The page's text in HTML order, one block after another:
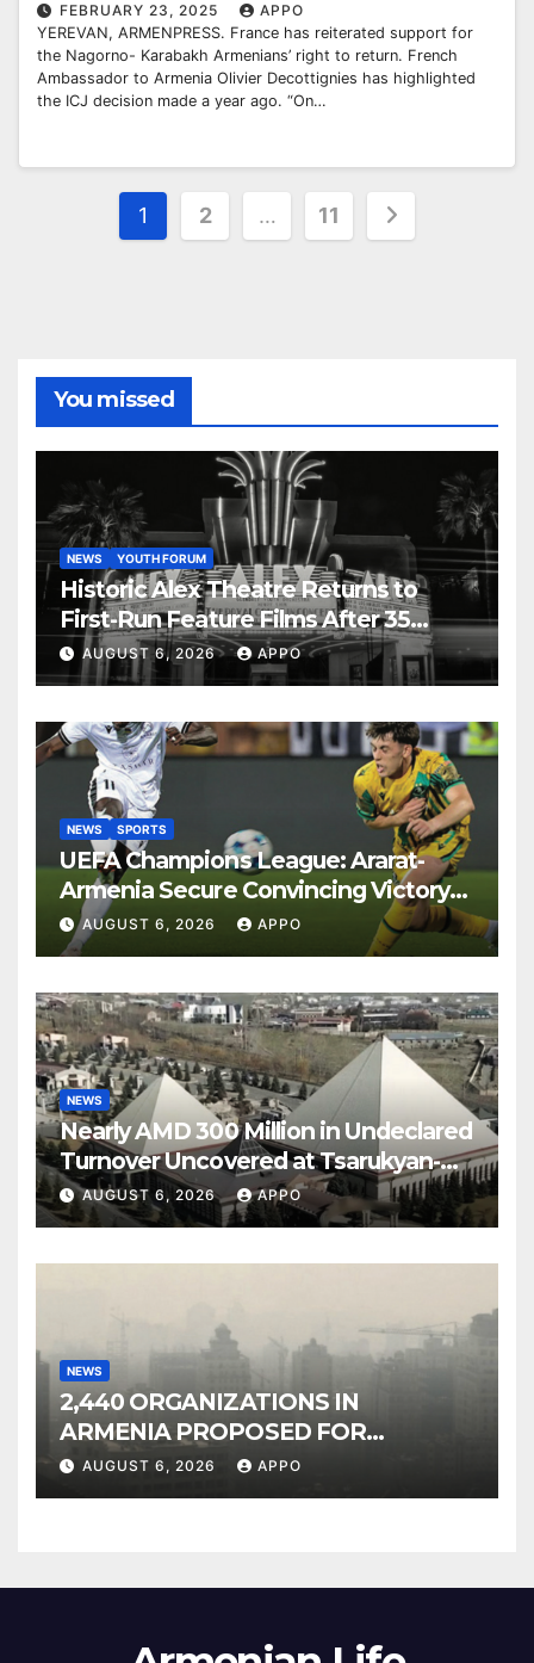
FEBRUARY 23, 2025
APPO
YEREVAN, ARMENPRESS. France has reiterated support for
the Nagorno- Karabakh Armenians’ right to return. French
Ambassador to Armenia Olivier Decottignies has highlighted
the ICJ decision made a year ago. “On…
Posts
pagination
1 2 … 11
You missed
NEWS YOUTH FORUM
Historic Alex Theatre Returns to
First-Run Feature Films After 35
Years
AUGUST 6, 2026 APPO
NEWS SPORTS
UEFA Champions League: Ararat-
Armenia Secure Convincing Victory
Over Shamrock Rovers 2-0
AUGUST 6, 2026 APPO
NEWS
Nearly AMD 300 Million in Undeclared
Turnover Uncovered at Tsarukyan-
Owned Entertainment Center
AUGUST 6, 2026 APPO
NEWS
2,440 ORGANIZATIONS IN
ARMENIA PROPOSED FOR
INCLUSION IN LIST OF AIR
AUGUST 6, 2026 APPO